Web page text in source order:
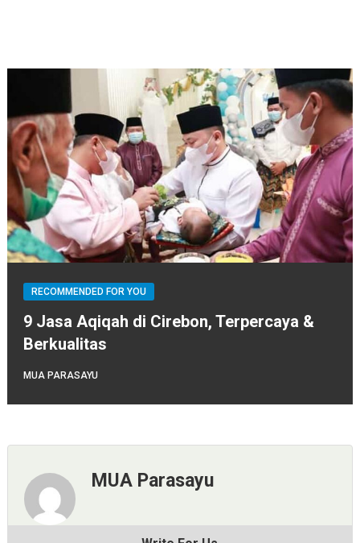
RECOMMENDED FOR YOU
9 Jasa Aqiqah di Cirebon, Terpercaya &
Berkualitas
MUA PARASAYU
MUA Parasayu